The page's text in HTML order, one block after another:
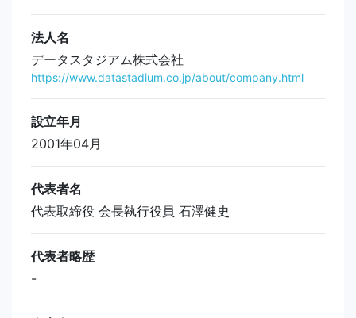
法人名
データスタジアム株式会社
https://www.datastadium.co.jp/about/company.html
設立年月
2001年04月
代表者名
代表取締役 会長執行役員 石澤健史
代表者略歴
-